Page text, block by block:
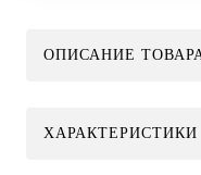
ОПИСАНИЕ
ХАРАКТЕРИСТИКИ